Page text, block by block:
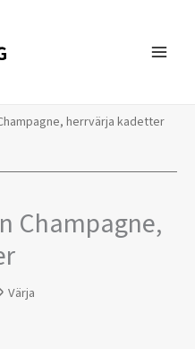
herrvärja kadetter
Champagne,
Värja